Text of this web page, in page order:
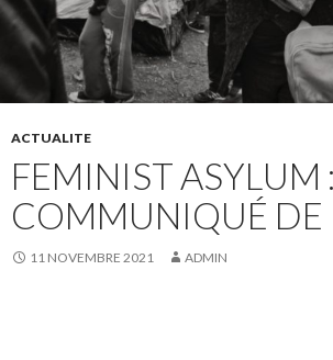
ACTUALITE
FEMINIST ASYLUM :
COMMUNIQUÉ DE
11 NOVEMBRE 2021 ADMIN